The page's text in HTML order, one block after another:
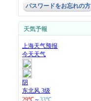
パスワードをお忘れの方
天気予報